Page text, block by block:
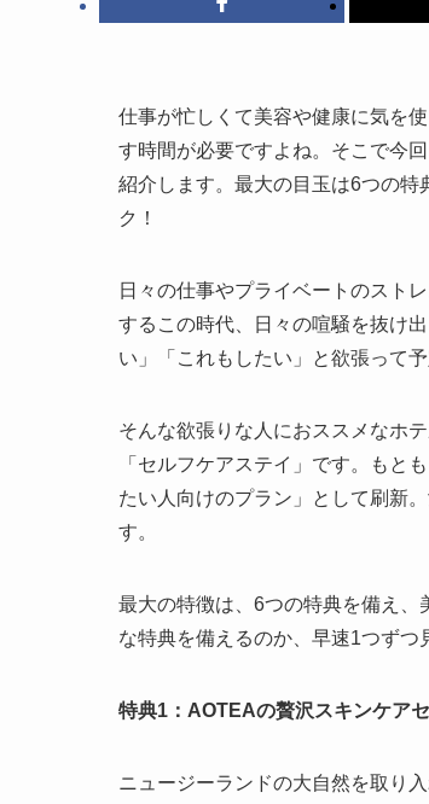
仕事が忙しくて美容や健康に気を
す時間が必要ですよね。そこで今
紹介します。最大の目玉は6つの特
ク！
日々の仕事やプライベートのスト
するこの時代、日々の喧騒を抜け
い」「これもしたい」と欲張って
そんな欲張りな人におススメなホ
「セルフケアステイ」です。もと
たい人向けのプラン」として刷新
す。
最大の特徴は、6つの特典を備え
な特典を備えるのか、早速1つずつ
特典1：AOTEAの贅沢スキンケア
ニュージーランドの大自然を取り